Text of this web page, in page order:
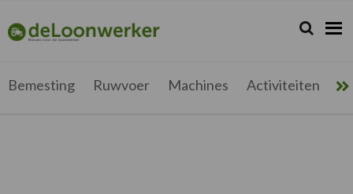
de
hoofdnavigatie
de
hoofd
de
eerste
de
voettekst
deloonwerker.be Zoeken...
Zoek
Bemesting Ruwvoer Machines Activiteiten